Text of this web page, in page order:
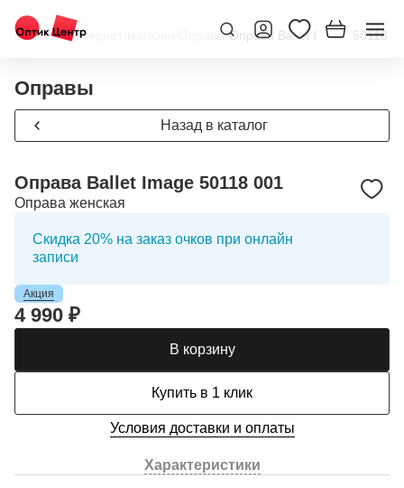
Главная/Интернет-магазин Оправы/Оправа Ballet Image 50118
Оправы
Назад в каталог
Оправа Ballet Image 50118 001
Оправа женская
Скидка 20% на заказ очков при онлайн
записи
Акция
4 990 ₽
В корзину
Купить в 1 клик
Условия доставки и оплаты
Характеристики